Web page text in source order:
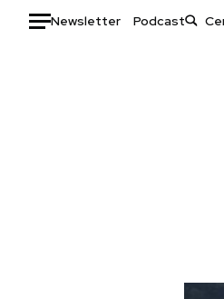
Newsletter Podcast